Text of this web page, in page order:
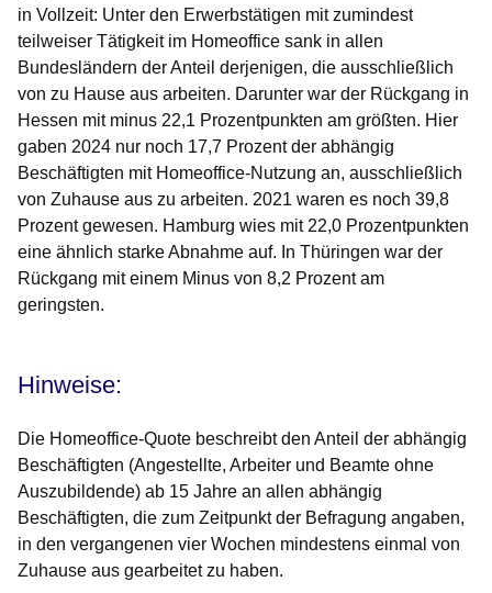
in Vollzeit: Unter den Erwerbstätigen mit zumindest
teilweiser Tätigkeit im Homeoffice sank in allen
Bundesländern der Anteil derjenigen, die ausschließlich
von zu Hause aus arbeiten. Darunter war der Rückgang in
Hessen mit minus 22,1 Prozentpunkten am größten. Hier
gaben 2024 nur noch 17,7 Prozent der abhängig
Beschäftigten mit Homeoffice-Nutzung an, ausschließlich
von Zuhause aus zu arbeiten. 2021 waren es noch 39,8
Prozent gewesen. Hamburg wies mit 22,0 Prozentpunkten
eine ähnlich starke Abnahme auf. In Thüringen war der
Rückgang mit einem Minus von 8,2 Prozent am
geringsten.
Hinweise:
Die Homeoffice-Quote beschreibt den Anteil der abhängig
Beschäftigten (Angestellte, Arbeiter und Beamte ohne
Auszubildende) ab 15 Jahre an allen abhängig
Beschäftigten, die zum Zeitpunkt der Befragung angaben,
in den vergangenen vier Wochen mindestens einmal von
Zuhause aus gearbeitet zu haben.